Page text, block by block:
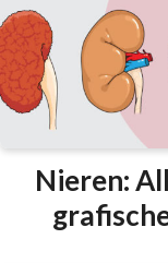
Nieren: